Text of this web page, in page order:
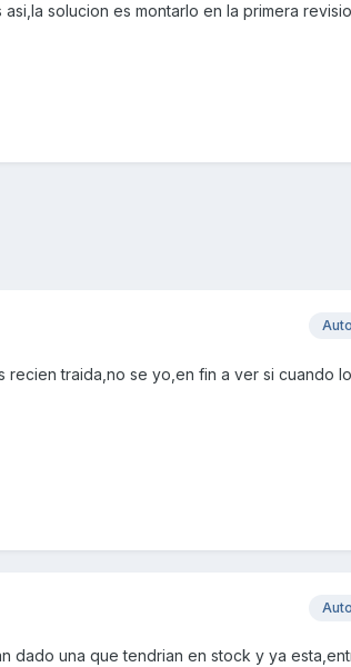
solucion es montarlo en la primera
traida,no se yo,en fin a ver si cuando
dado una que tendrian en stock y ya